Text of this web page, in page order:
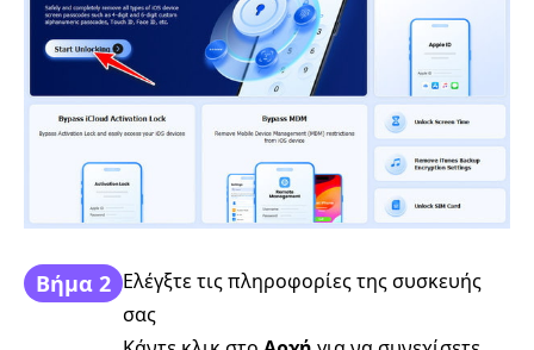
Βήμα 2 Ελέγξτε τις πληροφορίες της συσκευής
σας